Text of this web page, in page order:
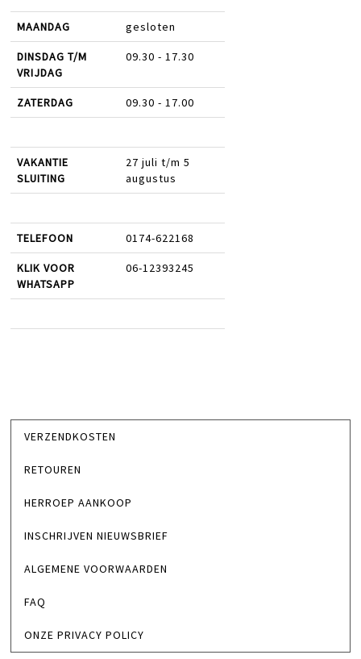
MAANDAG gesloten
DINSDAG T/M
VRIJDAG
09.30 - 17.30
ZATERDAG 09.30 - 17.00
VAKANTIE
SLUITING
27 juli t/m 5
augustus
TELEFOON 0174-622168
KLIK VOOR
WHATSAPP
06-12393245
VERZENDKOSTEN
RETOUREN
HERROEP AANKOOP
INSCHRIJVEN NIEUWSBRIEF
ALGEMENE VOORWAARDEN
FAQ
ONZE PRIVACY POLICY